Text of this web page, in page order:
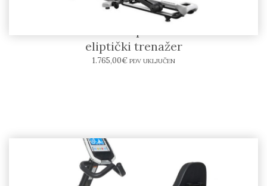
eliptički trenažer
1.765,00€ PDV UKLJUČEN